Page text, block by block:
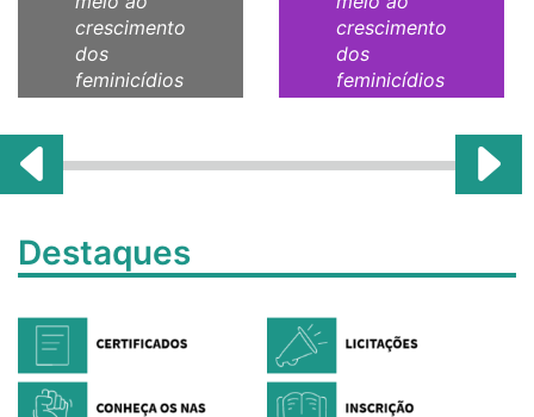
crescimento
dos
feminicídios
crescimento
dos
feminicídios
Destaques